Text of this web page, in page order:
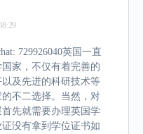
729926040英国一直
家，不仅有着完善的
及先进的科研技术等
不二选择。当然，对
先就需要办理英国学
没有拿到学位证书如